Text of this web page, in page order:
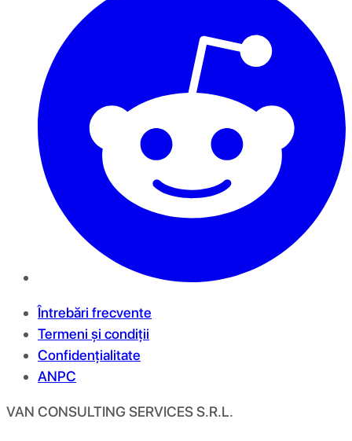
Întrebări frecvente
Termeni și condiții
Confidențialitate
ANPC
VAN CONSULTING SERVICES S.R.L.